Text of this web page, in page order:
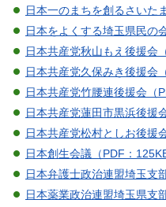
日本一のまちを創るさいた
日本をよくする埼玉県民の
日本共産党秋山もえ後援会
日本共産党久保みき後援会
日本共産党竹腰連後援会（
日本共産党蓮田市黒浜後援
日本共産党松村としお後援
日本創生会議（PDF：125KB
日本弁護士政治連盟埼玉支
日本薬業政治連盟埼玉県支